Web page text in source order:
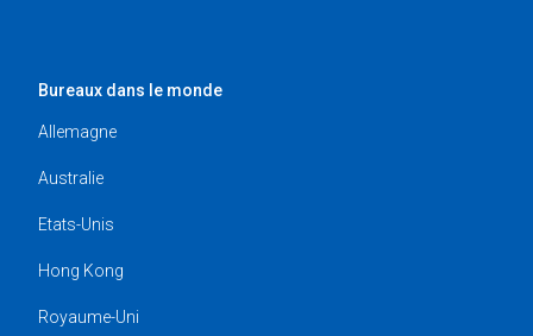
Bureaux dans le monde
Allemagne
Australie
Etats-Unis
Hong Kong
Royaume-Uni